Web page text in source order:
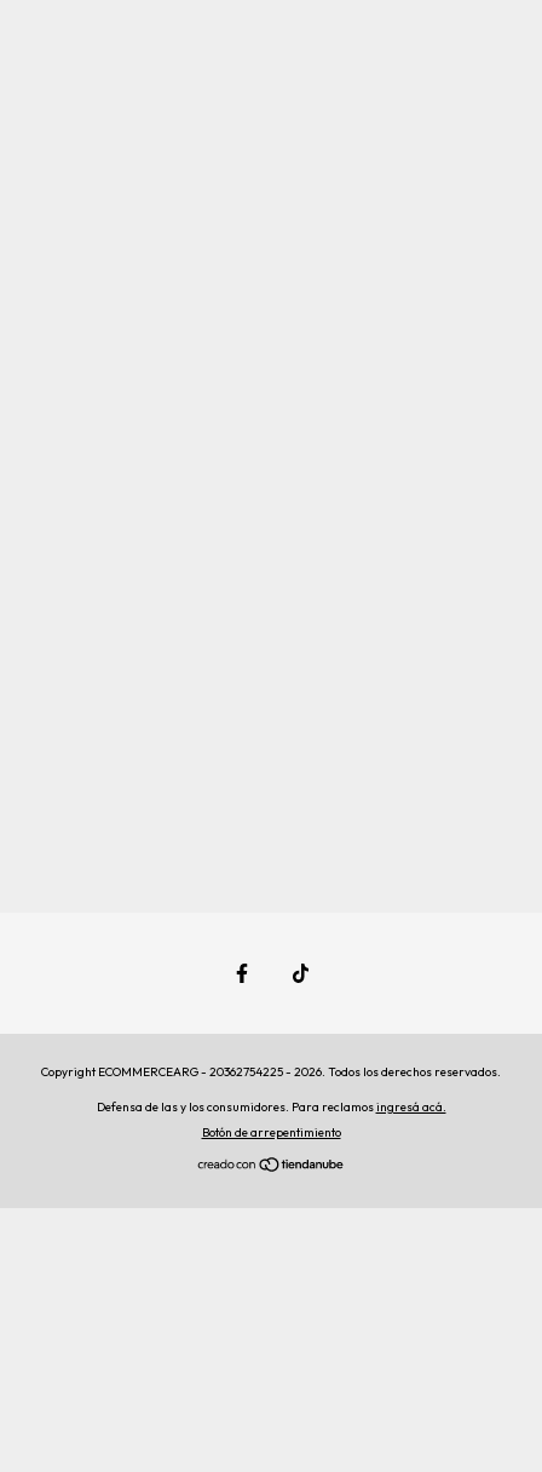
Copyright ECOMMERCEARG - 20362754225 - 2026. Todos los derechos reservados.
Defensa de las y los consumidores. Para reclamosingresá acá.
Botón de arrepentimiento